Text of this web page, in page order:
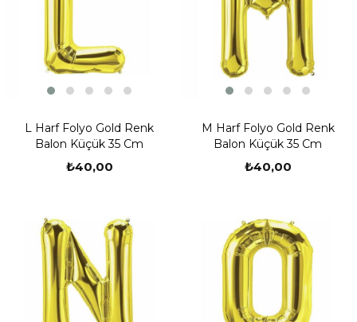
L Harf Folyo Gold Renk
Balon Küçük 35 Cm
₺40,00
M Harf Folyo Gold Renk
Balon Küçük 35 Cm
₺40,00